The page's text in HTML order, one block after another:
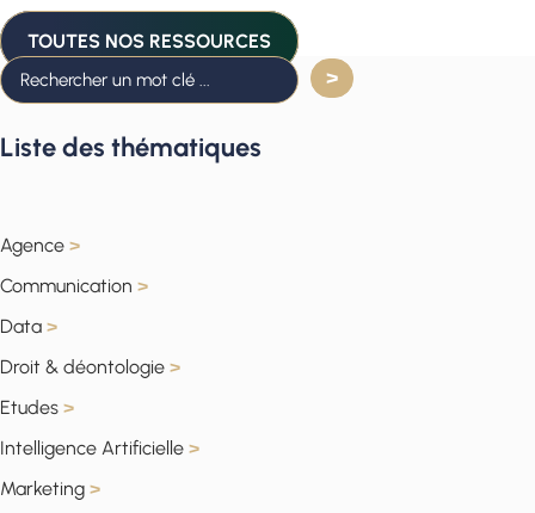
TOUTES NOS RESSOURCES
Liste des thématiques
Agence >
Communication >
Data >
Droit & déontologie >
Etudes >
Intelligence Artificielle >
Marketing >